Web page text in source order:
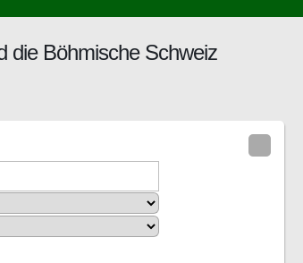
die Böhmische Schweiz